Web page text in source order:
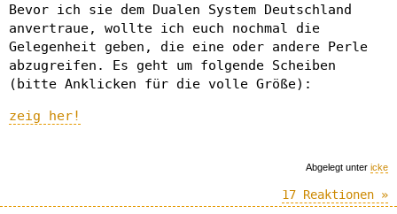
Bevor ich sie dem Dualen System Deutschland
anvertraue, wollte ich euch nochmal die
Gelegenheit geben, die eine oder andere Perle
abzugreifen. Es geht um folgende Scheiben
(bitte Anklicken für die volle Größe):
zeig her!
Abgelegt unter icke
17 Reaktionen »